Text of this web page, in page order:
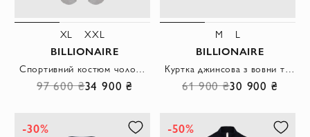
XL XXL
BILLIONAIRE
Спортивний костюм чоловічий з бавовни та еластану сірий
97 600 ₴34 900 ₴
M L
BILLIONAIRE
Куртка джинсова з вовни та еластану синя чоловіча
61 900 ₴30 900 ₴
-30% -50%